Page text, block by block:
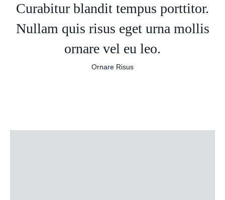
Curabitur blandit tempus porttitor.
Nullam quis risus eget urna mollis
ornare vel eu leo.
Ornare Risus